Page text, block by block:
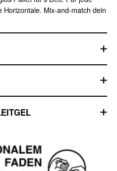
Mix-and-match dein